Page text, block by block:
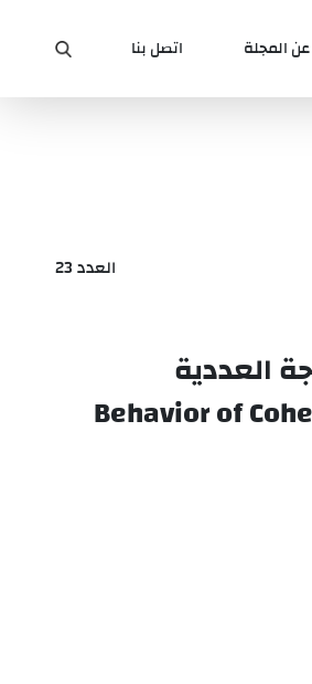
عن المجلة اتصل بنا
العدد 23
العددية
Behavior of